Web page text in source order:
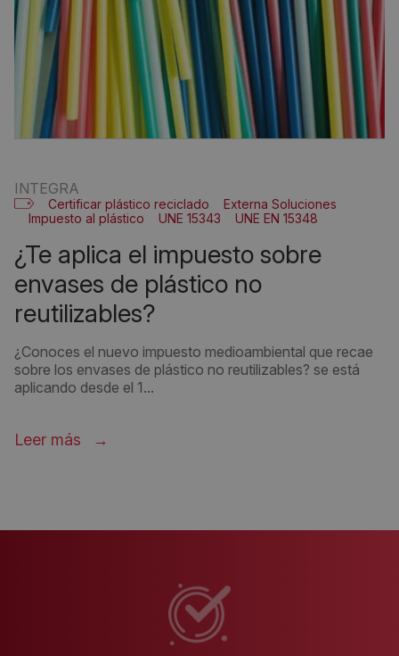
INTEGRA
Certificar plástico reciclado
Externa Soluciones
Impuesto al plástico
UNE 15343 UNE EN 15348
¿te aplica el impuesto sobre
envases de plástico no
reutilizables?
¿Conoces el nuevo impuesto medioambiental que recae
sobre los envases de plástico no reutilizables? se está
aplicando desde el 1...
Leer más